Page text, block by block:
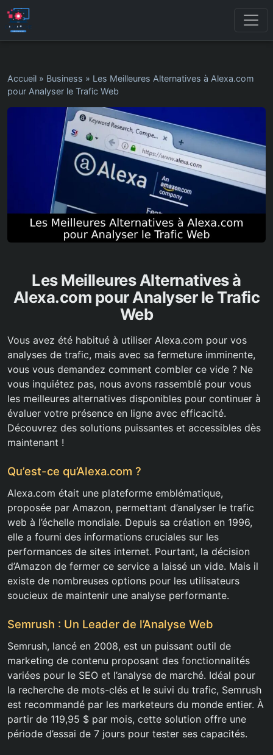
Accueil » Business » Les Meilleures Alternatives à Alexa.com
pour Analyser le Trafic Web
Les Meilleures Alternatives à
Alexa.com pour Analyser le Trafic
Web
Vous avez été habitué à utiliser Alexa.com pour vos
analyses de trafic, mais avec sa fermeture imminente,
vous vous demandez comment combler ce vide ? Ne
vous inquiétez pas, nous avons rassemblé pour vous
les meilleures alternatives disponibles pour continuer à
évaluer votre présence en ligne avec efficacité.
Découvrez des solutions puissantes et accessibles dès
maintenant !
Qu’est-ce qu’Alexa.com ?
Alexa.com était une plateforme emblématique,
proposée par Amazon, permettant d’analyser le trafic
web à l’échelle mondiale. Depuis sa création en 1996,
elle a fourni des informations cruciales sur les
performances de sites internet. Pourtant, la décision
d’Amazon de fermer ce service a laissé un vide. Mais il
existe de nombreuses options pour les utilisateurs
soucieux de maintenir une analyse performante.
Semrush : Un Leader de l’Analyse Web
Semrush, lancé en 2008, est un puissant outil de
marketing de contenu proposant des fonctionnalités
variées pour le SEO et l’analyse de marché. Idéal pour
la recherche de mots-clés et le suivi du trafic, Semrush
est recommandé par les marketeurs du monde entier. À
partir de 119,95 $ par mois, cette solution offre une
période d’essai de 7 jours pour tester ses capacités.